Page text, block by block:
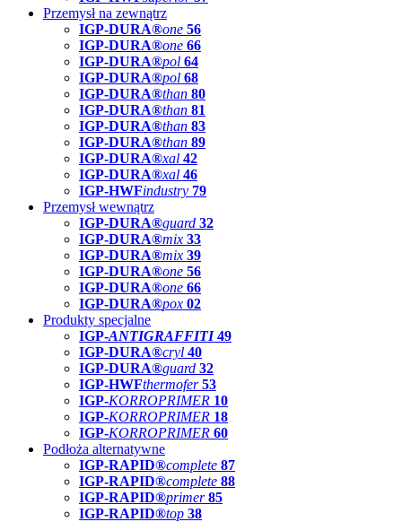
Przemysł na zewnątrz
IGP-DURA®one 56
IGP-DURA®one 66
IGP-DURA®pol 64
IGP-DURA®pol 68
IGP-DURA®than 80
IGP-DURA®than 81
IGP-DURA®than 83
IGP-DURA®than 89
IGP-DURA®xal 42
IGP-DURA®xal 46
IGP-HWFindustry 79
Przemysł wewnątrz
IGP-DURA®guard 32
IGP-DURA®mix 33
IGP-DURA®mix 39
IGP-DURA®one 56
IGP-DURA®one 66
IGP-DURA®pox 02
Produkty specjalne
IGP-ANTIGRAFFITI49
IGP-DURA®cryl 40
IGP-DURA®guard 32
IGP-HWFthermofer 53
IGP-KORROPRIMER 10
IGP-KORROPRIMER 18
IGP-KORROPRIMER 60
Podłoża alternatywne
IGP-RAPID®complete 87
IGP-RAPID®complete 88
IGP-RAPID®primer 85
IGP-RAPID®top 38